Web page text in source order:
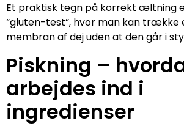
Et praktisk tegn på korrekt æltning
“gluten-test”, hvor man kan trække
membran af dej uden at den går i
Piskning –
arbejdes ind i
ingredienser